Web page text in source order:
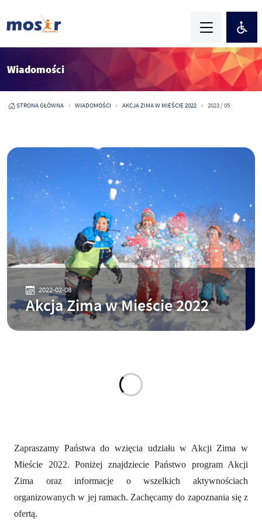
Wiadomości
STRONA GŁÓWNA WIADOMOŚCI AKCJA ZIMA W MIEŚCIE 2022 2023 / 05
2022-02-08
Akcja Zima w Mieście 2022
Zapraszamy Państwa do wzięcia udziału w Akcji Zima w
Mieście 2022. Poniżej znajdziecie Państwo program Akcji
Zima oraz informacje o wszelkich aktywnościach
organizowanych w jej ramach. Zachęcamy do zapoznania się z
ofertą.